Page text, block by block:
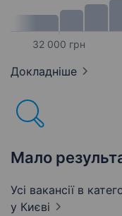
32 000 грн
Докладніше
Мало
Усі вакансії в
у Києві